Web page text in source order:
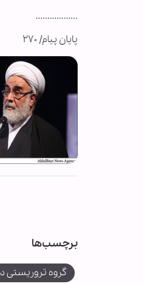
..................
پایان پیام/ ۲۷۰
برچسب‌ها
گروه